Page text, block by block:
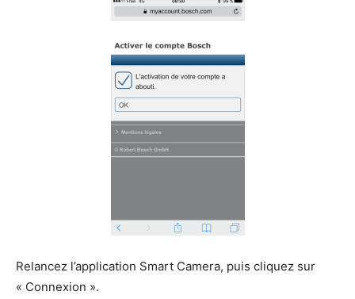
Relancez l’application Smart Camera, puis cliquez sur
« Connexion ».